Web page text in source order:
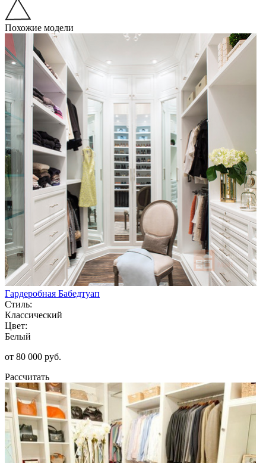
Похожие модели
Гардеробная Бабедтуап
Стиль:
Классический
Цвет:
Белый
от 80 000 руб.
Рассчитать